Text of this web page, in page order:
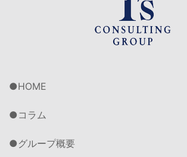
HOME
コラム
グループ概要